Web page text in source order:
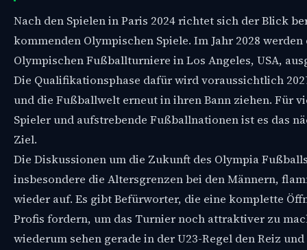
Nach den Spielen in Paris 2024 richtet sich der Blick
kommenden Olympischen Spiele. Im Jahr 2028 werden
Olympischen Fußballturniere in Los Angeles, USA,
Die Qualifikationsphase dafür wird voraussichtlich
und die Fußballwelt erneut in ihren Bann ziehen. Für
Spieler und aufstrebende Fußballnationen ist es das
Ziel.
Die Diskussionen um die Zukunft des Olympia
insbesondere die Altersgrenzen bei den Männern,
wieder auf. Es gibt Befürworter, die eine komplette
Profis fordern, um das Turnier noch attraktiver zu
wiederum sehen gerade in der U23-Regel den Reiz